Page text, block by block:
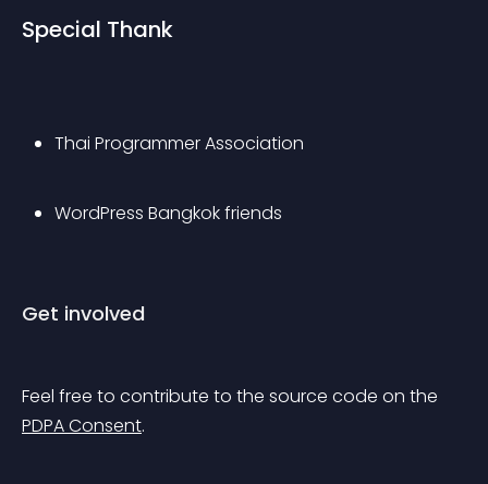
Special Thank
Thai Programmer Association
WordPress Bangkok friends
Get involved
Feel free to contribute to the source code on the
PDPA Consent.